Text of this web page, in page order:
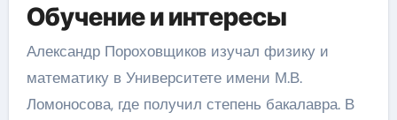
Обучение и интересы
Александр Пороховщиков изучал физику и
математику в Университете имени М.В.
Ломоносова, где получил степень бакалавра. В